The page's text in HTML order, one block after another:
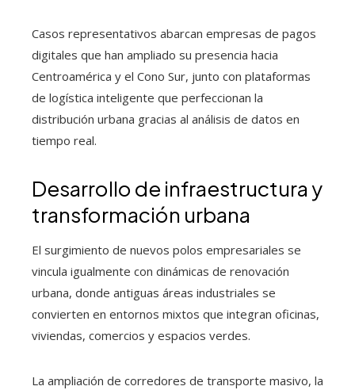
Casos representativos abarcan empresas de pagos
digitales que han ampliado su presencia hacia
Centroamérica y el Cono Sur, junto con plataformas
de logística inteligente que perfeccionan la
distribución urbana gracias al análisis de datos en
tiempo real.
Desarrollo de infraestructura y
transformación urbana
El surgimiento de nuevos polos empresariales se
vincula igualmente con dinámicas de renovación
urbana, donde antiguas áreas industriales se
convierten en entornos mixtos que integran oficinas,
viviendas, comercios y espacios verdes.
La ampliación de corredores de transporte masivo, la